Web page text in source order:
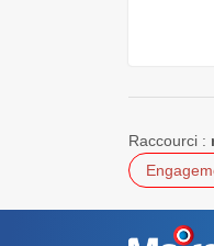
Raccourci :